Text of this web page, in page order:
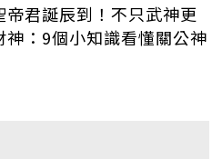
帝君誕辰到！不只武神更
神：9個小知識看懂關公神